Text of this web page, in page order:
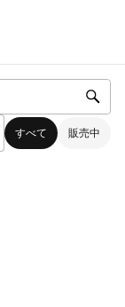
すべて 販売中